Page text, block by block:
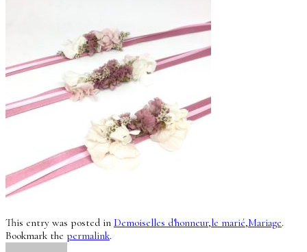
This entry was posted in Demoiselles d'honneur,le marié,Mariage.
Bookmark the permalink.